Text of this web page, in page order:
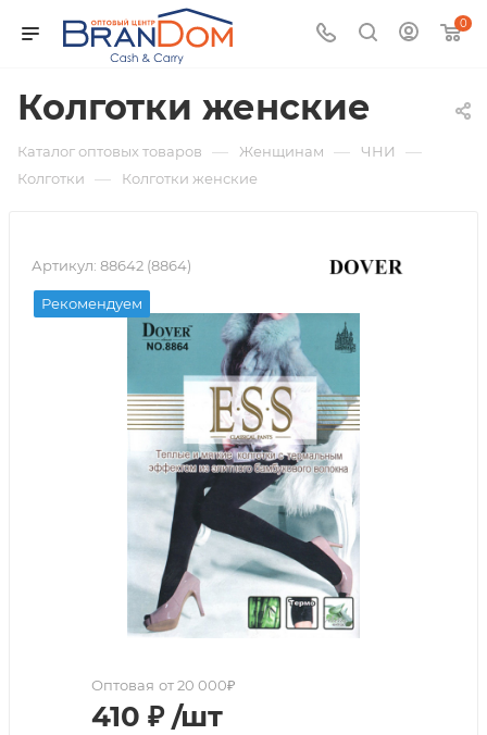
0
Колготки женские
Каталог оптовых товаров — Женщинам — ЧНИ —
Колготки — Колготки женские
Артикул: 88642 (8864)
Рекомендуем
Оптовая от 20 000₽
410 ₽ /шт